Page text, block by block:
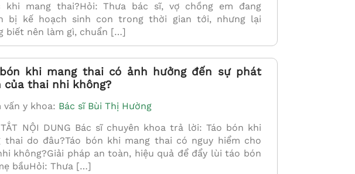
khi mang thai?Hỏi: Thưa bác sĩ, vợ chồng em đang
bị kế hoạch sinh con trong thời gian tới, nhưng lại
biết nên làm gì, chuẩn […]
khi mang thai có ảnh hưởng đến sự phát
của thai nhi không?
vấn y khoa: Bác sĩ Bùi Thị Hường
NỘI DUNG Bác sĩ chuyên khoa trả lời: Táo bón khi
thai do đâu?Táo bón khi mang thai có nguy hiểm cho
không?Giải pháp an toàn, hiệu quả để đẩy lùi táo bón
bầuHỏi: Thưa […]